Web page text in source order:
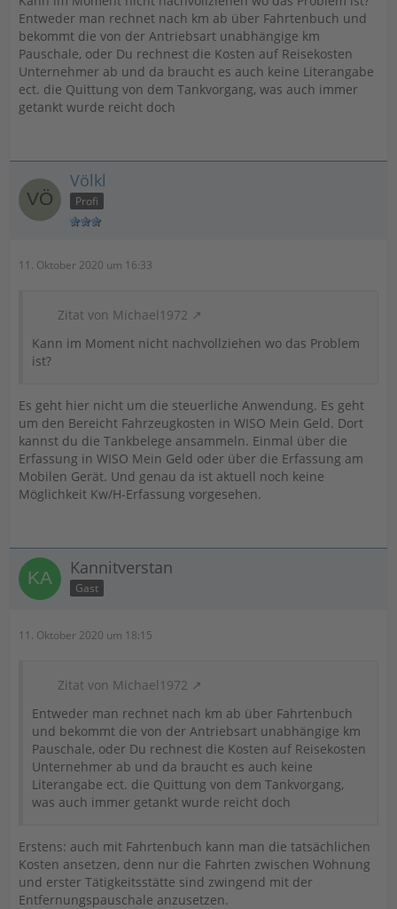
Entweder man rechnet nach km ab über Fahrtenbuch und
bekommt die von der Antriebsart unabhängige km
Pauschale, oder Du rechnest die Kosten auf Reisekosten
Unternehmer ab und da braucht es auch keine Literangabe
ect. die Quittung von dem Tankvorgang, was auch immer
getankt wurde reicht doch
Völkl
Profi
11. Oktober 2020 um 16:33
Zitat von Michael1972
Kann im Moment nicht nachvollziehen wo das Problem
ist?
Es geht hier nicht um die steuerliche Anwendung. Es geht
um den Bereicht Fahrzeugkosten in WISO Mein Geld. Dort
kannst du die Tankbelege ansammeln. Einmal über die
Erfassung in WISO Mein Geld oder über die Erfassung am
Mobilen Gerät. Und genau da ist aktuell noch keine
Möglichkeit Kw/H-Erfassung vorgesehen.
Kannitverstan
Gast
11. Oktober 2020 um 18:15
Zitat von Michael1972
Entweder man rechnet nach km ab über Fahrtenbuch
und bekommt die von der Antriebsart unabhängige km
Pauschale, oder Du rechnest die Kosten auf Reisekosten
Unternehmer ab und da braucht es auch keine
Literangabe ect. die Quittung von dem Tankvorgang,
was auch immer getankt wurde reicht doch
Erstens: auch mit Fahrtenbuch kann man die tatsächlichen
Kosten ansetzen, denn nur die Fahrten zwischen Wohnung
und erster Tätigkeitsstätte sind zwingend mit der
Entfernungspauschale anzusetzen.